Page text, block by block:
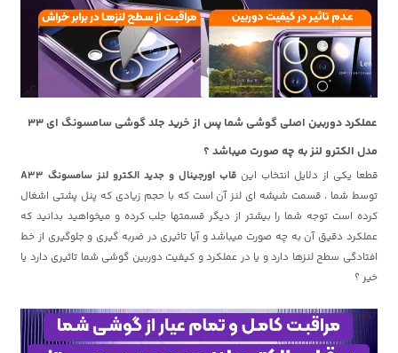
عملکرد دوربین اصلی گوشی شما پس از خرید جلد گوشی سامسونگ ای 33
مدل الکترو لنز به چه صورت میباشد ؟
قطعا یکی از دلایل انتخاب اینقاب اورجینال و جدید الکترو لنز سامسونگ A33
توسط شما ، قسمت شیشه ای لنز آن است که با حجم زیادی که پنل پشتی اشغال
کرده است توجه شما را بیشتر از دیگر قسمتها جلب کرده و میخواهید بدانید که
عملکرد دقیق آن به چه صورت میباشد و آیا تاثیری در ضربه گیری و جلوگیری از خط
افتادگی سطح لنزها دارد و یا در عملکرد و کیفیت دوربین گوشی شما تاثیری دارد یا
خیر ؟